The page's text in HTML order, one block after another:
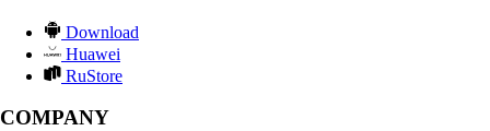
Download
Huawei
RuStore
COMPANY